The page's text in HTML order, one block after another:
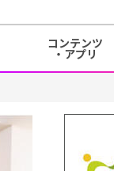
コンテンツ
・アプリ